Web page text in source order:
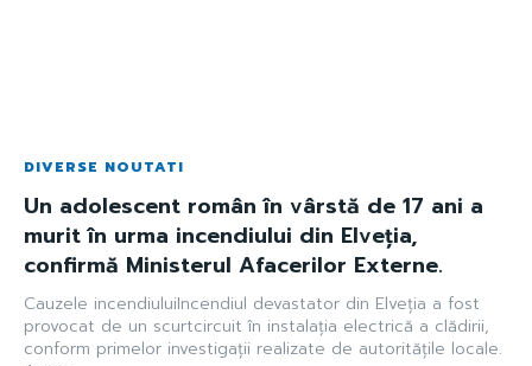
DIVERSE NOUTATI
Un adolescent român în vârstă de 17 ani a
murit în urma incendiului din Elveția,
confirmă Ministerul Afacerilor Externe.
Cauzele incendiuluiIncendiul devastator din Elveția a fost
provocat de un scurtcircuit în instalația electrică a clădirii,
conform primelor investigații realizate de autoritățile locale.